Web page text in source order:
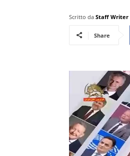
Scritto da Staff Writer
Share